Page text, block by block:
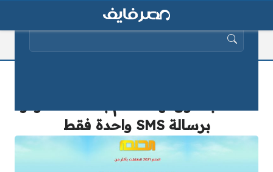
برسالة SMS واحدة فقط
البحث عن: